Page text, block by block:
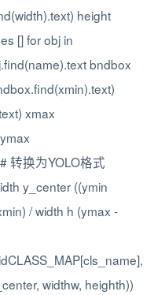
height
[] for obj in
bndbox
xmax
转换为YOLO格式
y_center ((ymin
/ width h (ymax -
widthw, heighth))